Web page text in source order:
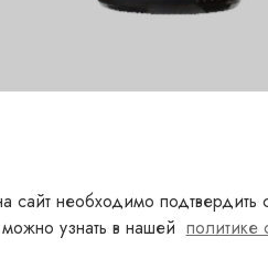
сайт необходимо
узнать в нашей политике